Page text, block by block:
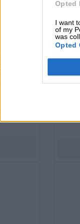
Opted
I want
of my
was
Opted
4,98 / LTR